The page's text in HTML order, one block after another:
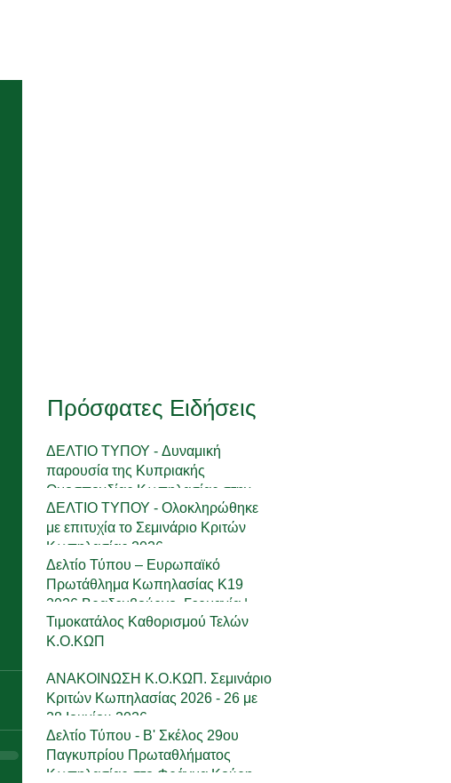
Πρόσφατες Ειδήσεις
ΔΕΛΤΙΟ ΤΥΠΟΥ - Δυναμική
παρουσία της Κυπριακής
Ομοσπονδίας Κωπηλασίας στην
18η Πανελλήνια Συνάντηση
Ανάπτυξης
ΔΕΛΤΙΟ ΤΥΠΟΥ - Ολοκληρώθηκε
με επιτυχία το Σεμινάριο Κριτών
Κωπηλασίας 2026
Δελτίο Τύπου – Ευρωπαϊκό
Πρωτάθλημα Κωπηλασίας Κ19
2026 Βραδεμβούργο, Γερμανία | 23-
24 Μαΐου 2026
Τιμοκατάλος Καθορισμού Τελών
Κ.Ο.ΚΩΠ
ΑΝΑΚΟΙΝΩΣΗ Κ.Ο.ΚΩΠ. Σεμινάριο
Κριτών Κωπηλασίας 2026 - 26 με
28 Ιουνίου 2026
Δελτίο Τύπου - Β' Σκέλος 29ου
Παγκυπρίου Πρωταθλήματος
Κωπηλασίας στο Φράγμα Κούρη